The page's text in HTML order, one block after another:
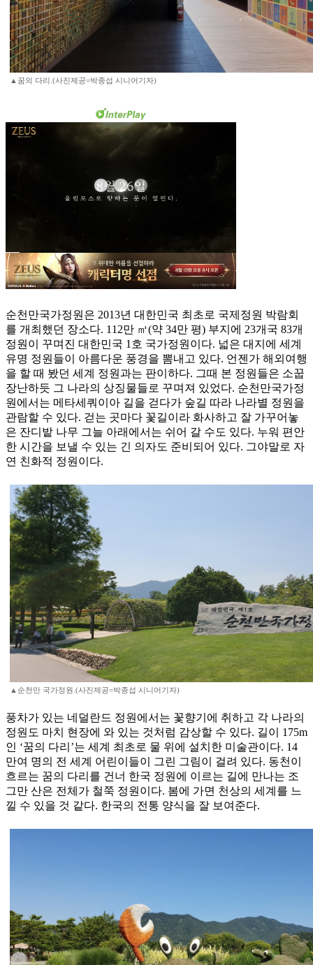
▲꿈의 다리.(사진제공=박종섭 시니어기자)
순천만국가정원은 2013년 대한민국 최초로 국제정원 박람회
를 개최했던 장소다. 112만 ㎥(약 34만 평) 부지에 23개국 83개
정원이 꾸며진 대한민국 1호 국가정원이다. 넓은 대지에 세계
유명 정원들이 아름다운 풍경을 뽐내고 있다. 언젠가 해외여행
을 할 때 봤던 세계 정원과는 판이하다. 그때 본 정원들은 소꿉
장난하듯 그 나라의 상징물들로 꾸며져 있었다. 순천만국가정
원에서는 메타세쿼이아 길을 걷다가 숲길 따라 나라별 정원을
관람할 수 있다. 걷는 곳마다 꽃길이라 화사하고 잘 가꾸어놓
은 잔디밭 나무 그늘 아래에서는 쉬어 갈 수도 있다. 누워 편안
한 시간을 보낼 수 있는 긴 의자도 준비되어 있다. 그야말로 자
연 친화적 정원이다.
▲순천만 국가정원.(사진제공=박종섭 시니어기자)
풍차가 있는 네덜란드 정원에서는 꽃향기에 취하고 각 나라의
정원도 마치 현장에 와 있는 것처럼 감상할 수 있다. 길이 175m
인 ‘꿈의 다리’는 세계 최초로 물 위에 설치한 미술관이다. 14
만여 명의 전 세계 어린이들이 그린 그림이 걸려 있다. 동천이
흐르는 꿈의 다리를 건너 한국 정원에 이르는 길에 만나는 조
그만 산은 전체가 철쭉 정원이다. 봄에 가면 천상의 세계를 느
낄 수 있을 것 같다. 한국의 전통 양식을 잘 보여준다.